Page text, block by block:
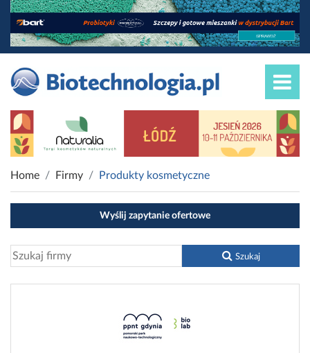
Home Firmy Produkty kosmetyczne
Wyślij zapytanie ofertowe
Szukaj